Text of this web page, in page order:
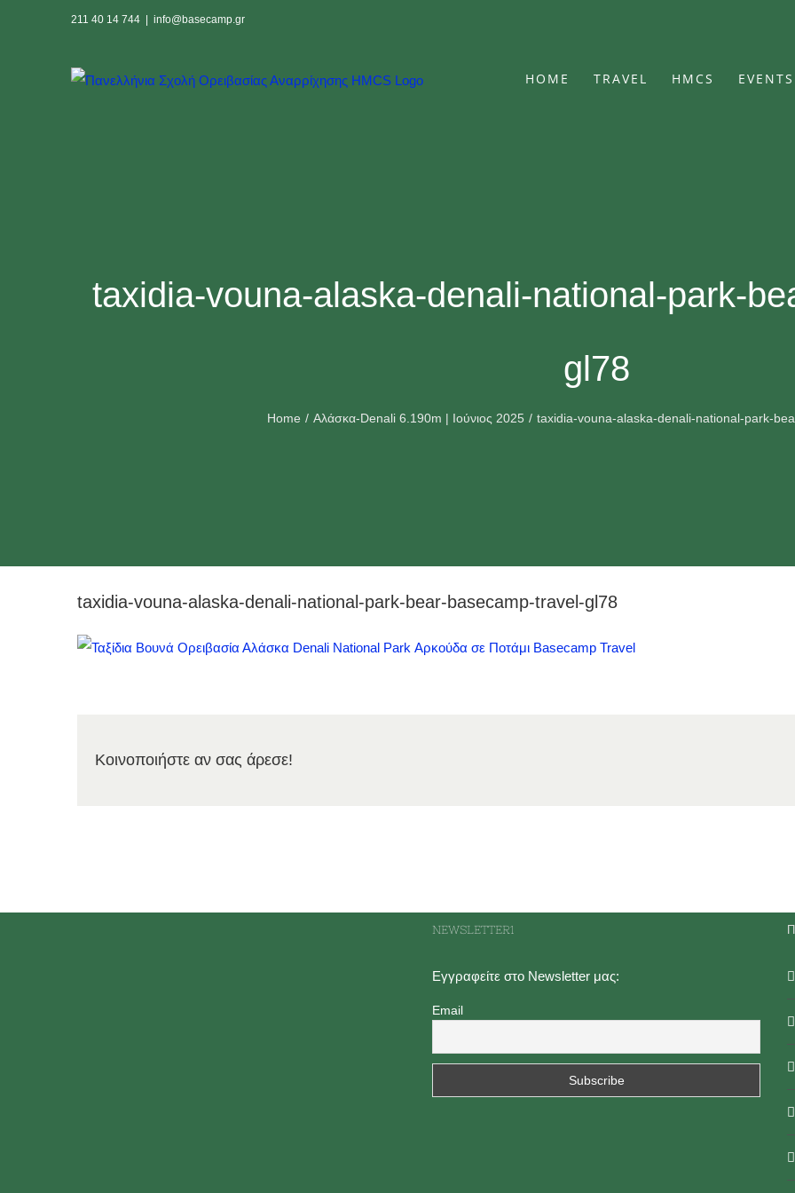
211 40 14 744 info@basecamp.gr
HOME TRAVEL HMCS EVENTS
taxidia-vouna-alaska-denali-national-park-
gl78
Home Αλάσκα-Denali 6.190m | Ιούνιος 2025 taxidia-vouna-alaska-denali-national-park-
taxidia-vouna-alaska-denali-national-park-bear-basecamp-travel-gl78
Κοινοποιήστε αν σας άρεσε!
NEWSLETTER1
Εγγραφείτε στο Newsletter μας:
Email